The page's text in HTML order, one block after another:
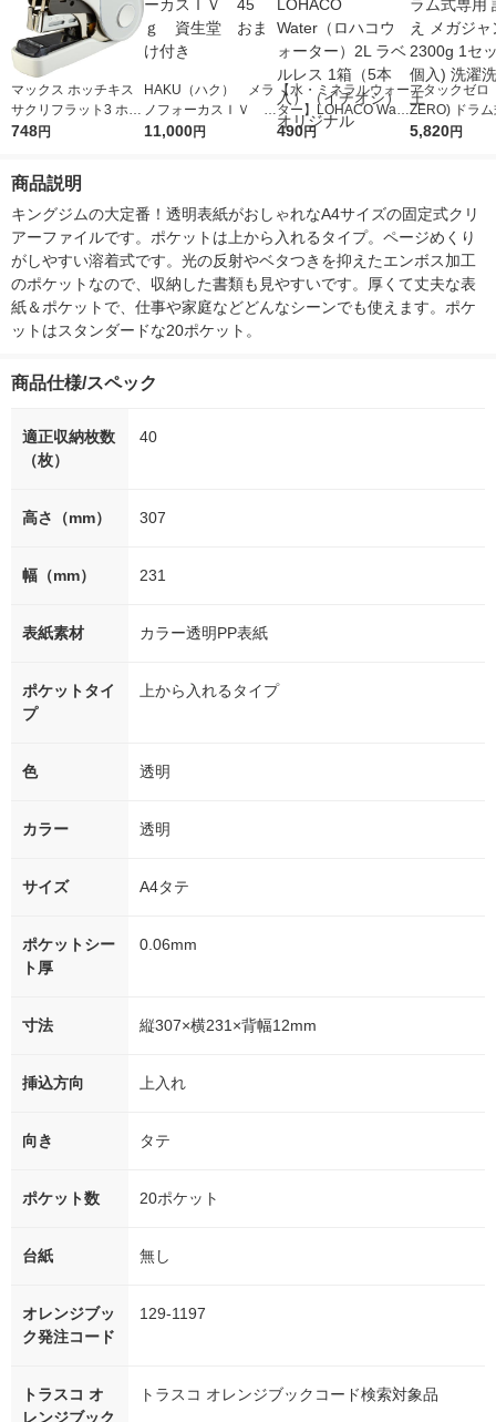
マックス ホッチキス
サクリフラット3 ホワ
イト 1台
748円
HAKU（ハク） メラ
ノフォーカスＩＶ 4
5ｇ 資生堂 おまけ
11,000円
【水・ミネラルウォー
ター】LOHACO Wate
r（ロハコウォータ
490円
アタックゼロ
ZERO) ドラ
詰め替え メガ
5,820円
商品説明
キングジムの大定番！透明表紙がおしゃれなA4サイズの固定式クリ
アーファイルです。ポケットは上から入れるタイプ。ページめくり
がしやすい溶着式です。光の反射やベタつきを抑えたエンボス加工
のポケットなので、収納した書類も見やすいです。厚くて丈夫な表
紙＆ポケットで、仕事や家庭などどんなシーンでも使えます。ポケ
ットはスタンダードな20ポケット。
商品仕様/スペック
適正収納枚数
（枚）
40
高さ（mm） 307
幅（mm） 231
表紙素材 カラー透明PP表紙
ポケットタイ
プ
上から入れるタイプ
色 透明
カラー 透明
サイズ A4タテ
ポケットシー
ト厚
0.06mm
寸法 縦307×横231×背幅12mm
挿込方向 上入れ
向き タテ
ポケット数 20ポケット
台紙 無し
オレンジブッ
ク発注コード
129-1197
トラスコ オ
レンジブック
トラスコ オレンジブックコード検索対象品